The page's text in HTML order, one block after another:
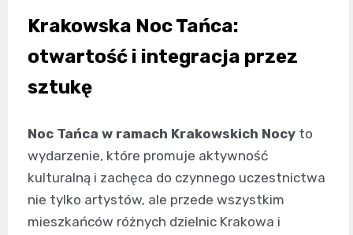
Krakowska Noc Tańca:
otwartość i integracja przez
sztukę
Noc Tańca w ramach Krakowskich Nocy to
wydarzenie, które promuje aktywność
kulturalną i zachęca do czynnego uczestnictwa
nie tylko artystów, ale przede wszystkim
mieszkańców różnych dzielnic Krakowa i